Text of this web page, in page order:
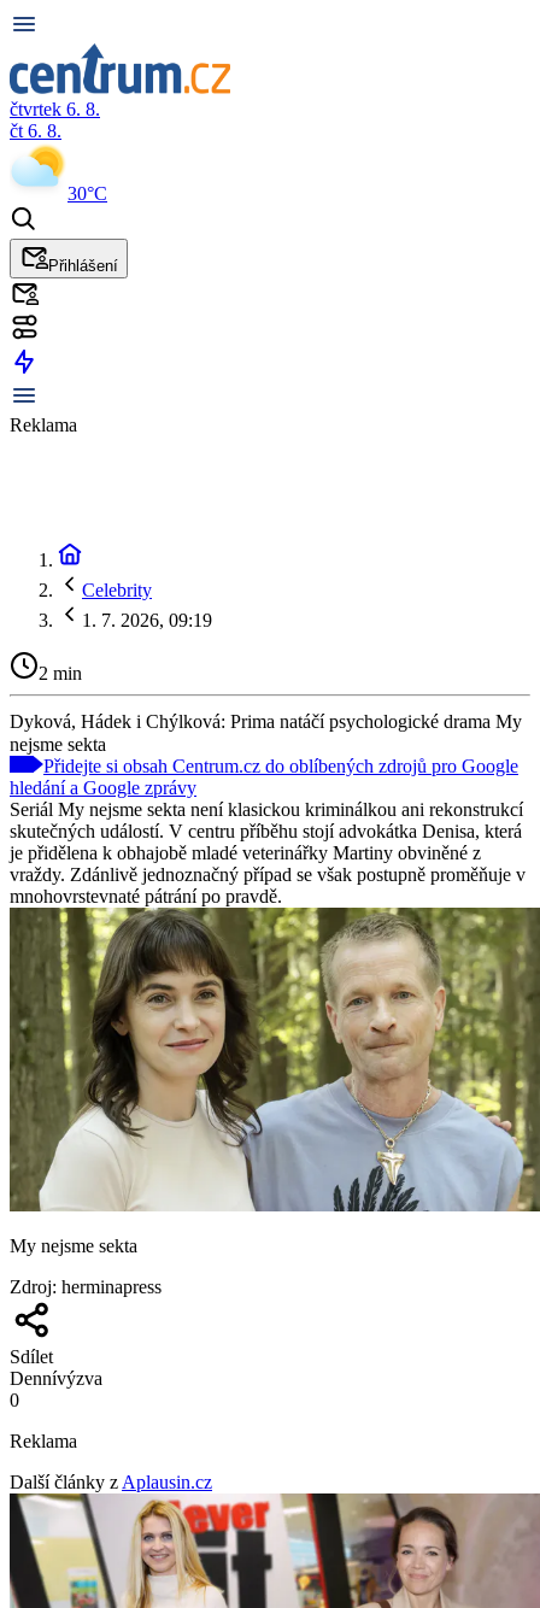
čtvrtek 6. 8.
čt 6. 8.
30°C
Přihlášení
Reklama
Celebrity
1. 7. 2026, 09:19
2 min
Dyková, Hádek i Chýlková: Prima natáčí psychologické drama My
nejsme sekta
Přidejte si obsah Centrum.cz do oblíbených zdrojů pro Google
hledání a Google zprávy
Seriál My nejsme sekta není klasickou kriminálkou ani rekonstrukcí
skutečných událostí. V centru příběhu stojí advokátka Denisa, která
je přidělena k obhajobě mladé veterinářky Martiny obviněné z
vraždy. Zdánlivě jednoznačný případ se však postupně proměňuje v
mnohovrstevnaté pátrání po pravdě.
My nejsme sekta
Zdroj: herminapress
Sdílet
Dennívýzva
0
Reklama
Další články z Aplausin.cz